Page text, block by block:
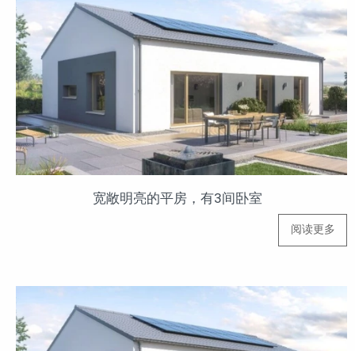
宽敞明亮的平房，有3间卧室
阅读更多